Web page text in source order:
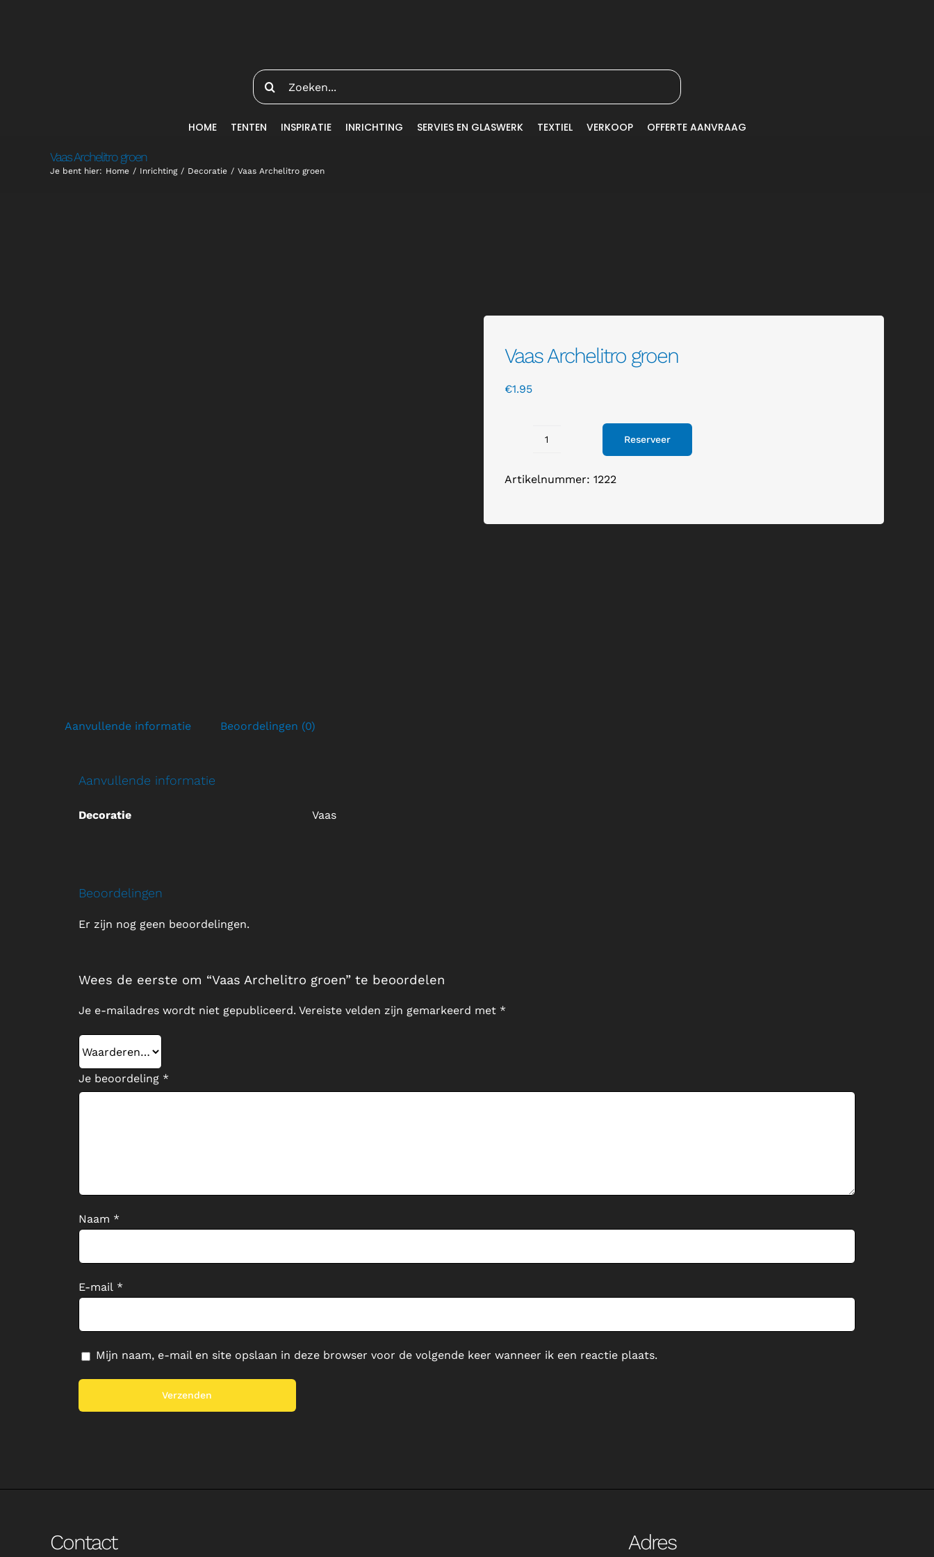
Zoeken
naar:
HOME TENTEN INSPIRATIE INRICHTING SERVIES EN GLASWERK TEXTIEL VERKOOP OFFERTE AANVRAAG
Vaas Archelitro groen
Je bent hier: Home Inrichting Decoratie Vaas Archelitro groen
Vaas Archelitro groen
€1.95
groen
Reserveer
Artikelnummer: 1222
Aanvullende informatie Beoordelingen (0)
Aanvullende informatie
Decoratie Vaas
Beoordelingen
Er zijn nog geen beoordelingen.
Wees de eerste om “Vaas Archelitro groen” te beoordelen
Je e-mailadres wordt niet gepubliceerd. Vereiste velden zijn gemarkeerd met *
Je beoordeling *
Naam *
E-mail *
Mijn naam, e-mail en site opslaan in deze browser voor de volgende keer wanneer ik een reactie plaats.
Contact Adres